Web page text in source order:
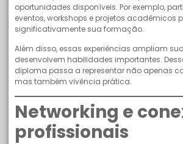
oportunidades disponíveis. Por exemplo,
eventos, workshops e projetos acadêmicos
significativamente sua formação.
Além disso, essas experiências ampliam
desenvolvem habilidades importantes.
diploma passa a representar não apenas
mas também vivência prática.
Networking e
profissionais